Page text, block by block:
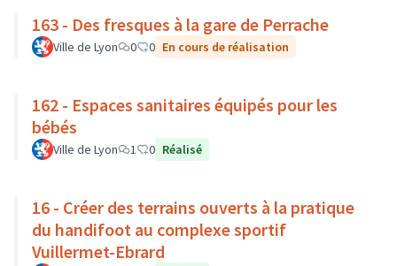
163 - Des fresques à la gare de Perrache
Ville de Lyon 0 0 En cours de réalisation
162 - Espaces sanitaires équipés pour les
bébés
Ville de Lyon 1 0 Réalisé
16 - Créer des terrains ouverts à la pratique
du handifoot au complexe sportif
Vuillermet-Ebrard